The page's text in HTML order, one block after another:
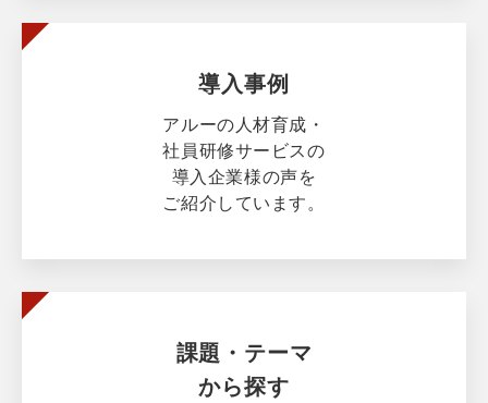
導入事例
アルーの人材育成・
社員研修サービスの
導入企業様の声を
ご紹介しています。
課題・テーマ
から探す